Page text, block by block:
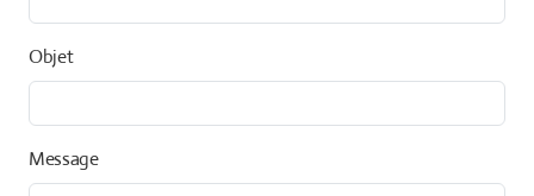
Objet
Message